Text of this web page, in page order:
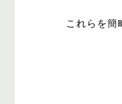
これらを簡